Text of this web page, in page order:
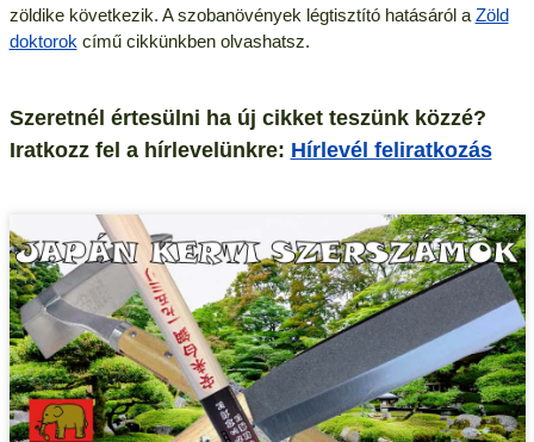
zöldike következik. A szobanövények légtisztító hatásáról a Zöld
doktorok című cikkünkben olvashatsz.
Szeretnél értesülni ha új cikket teszünk közzé?
Iratkozz fel a hírlevelünkre: Hírlevél feliratkozás